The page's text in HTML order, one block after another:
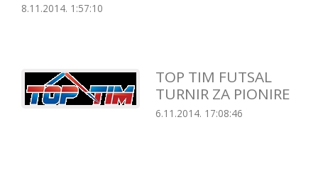
8.11.2014. 1:57:10
TOP TIM FUTSAL
TURNIR ZA PIONIRE
6.11.2014. 17:08:46